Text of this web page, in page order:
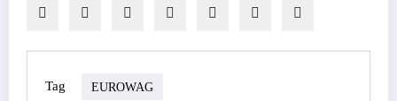
Tag EUROWAG